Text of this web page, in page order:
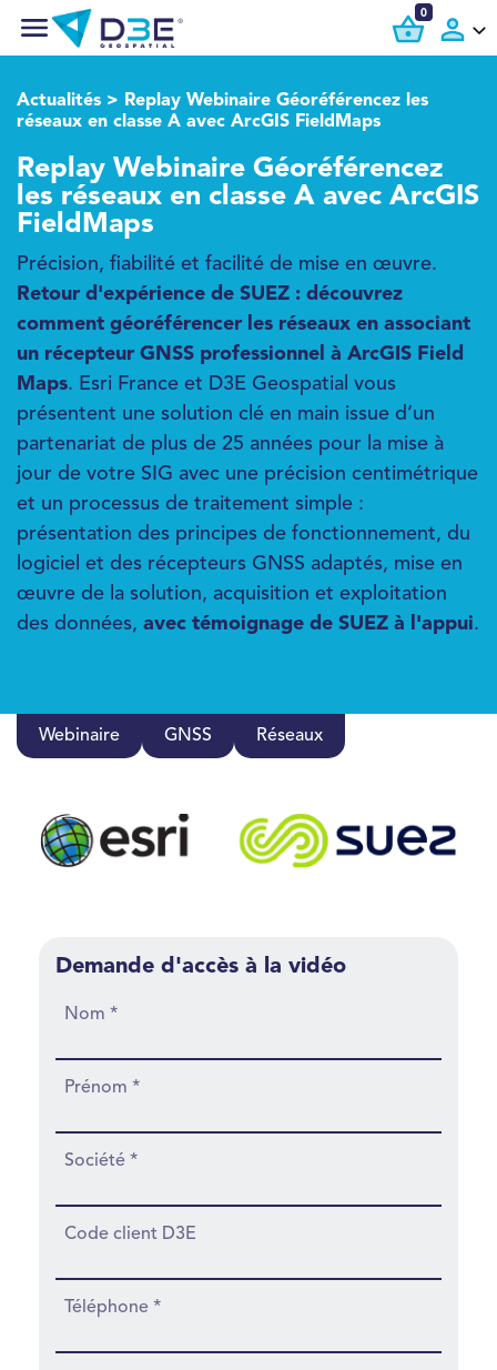
0
Actualités > Replay Webinaire Géoréférencez les
réseaux en classe A avec ArcGIS FieldMaps
Replay Webinaire Géoréférencez
les réseaux en classe A avec ArcGIS
FieldMaps
Précision, fiabilité et facilité de mise en œuvre.
Retour d'expérience de SUEZ : découvrez
comment géoréférencer les réseaux en associant
un récepteur GNSS professionnel à ArcGIS Field
Maps. Esri France et D3E Geospatial vous
présentent une solution clé en main issue d’un
partenariat de plus de 25 années pour la mise à
jour de votre SIG avec une précision centimétrique
et un processus de traitement simple :
présentation des principes de fonctionnement, du
logiciel et des récepteurs GNSS adaptés, mise en
œuvre de la solution, acquisition et exploitation
des données, avec témoignage de SUEZ à l'appui.
Webinaire GNSS Réseaux
Demande d'accès à la vidéo
Nom *
Prénom *
Société *
Code client D3E
Téléphone *